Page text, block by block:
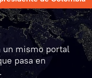
un mismo portal
pasa en